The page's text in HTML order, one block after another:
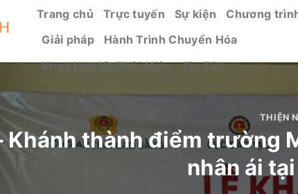
Trang chủ Trực tuyến Sự kiện
Chương
Giải pháp
Hành Trình Chuyển Hóa
Khoa Học Về Thôi Miên
Tin Tức
THIỆN
Khánh thành điểm trường
nhân ái